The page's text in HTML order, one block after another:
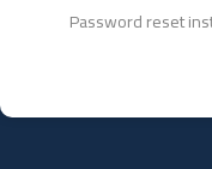
Password reset